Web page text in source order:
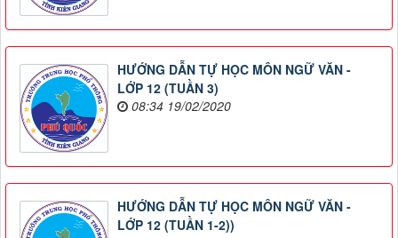
HƯỚNG DẪN TỰ HỌC MÔN NGỮ VĂN -
LỚP 12 (TUẦN 3)
08:34 19/02/2020
HƯỚNG DẪN TỰ HỌC MÔN NGỮ VĂN -
LỚP 12 (TUẦN 1-2))